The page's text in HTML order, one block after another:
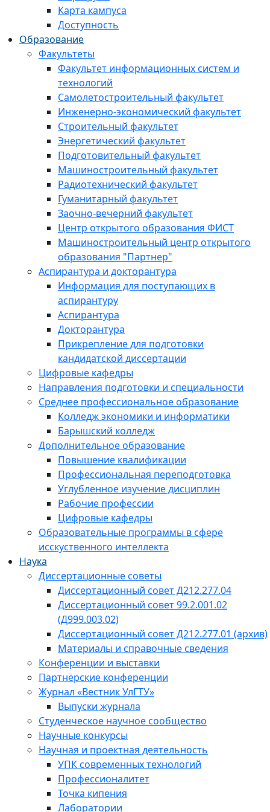
Карта кампуса
Доступность
Образование
Факультеты
Факультет информационных систем и
технологий
Самолетостроительный факультет
Инженерно-экономический факультет
Строительный факультет
Энергетический факультет
Подготовительный факультет
Машиностроительный факультет
Радиотехнический факультет
Гуманитарный факультет
Заочно-вечерний факультет
Центр открытого образования ФИСТ
Машиностроительный центр открытого
образования "Партнер"
Аспирантура и докторантура
Информация для поступающих в
аспирантуру
Аспирантура
Докторантура
Прикрепление для подготовки
кандидатской диссертации
Цифровые кафедры
Направления подготовки и специальности
Среднее профессиональное образование
Колледж экономики и информатики
Барышский колледж
Дополнительное образование
Повышение квалификации
Профессиональная переподготовка
Углубленное изучение дисциплин
Рабочие профессии
Цифровые кафедры
Образовательные программы в сфере
исскуственного интеллекта
Наука
Диссертационные советы
Диссертационный совет Д212.277.04
Диссертационный совет 99.2.001.02
(Д999.003.02)
Диссертационный совет Д212.277.01 (архив)
Материалы и справочные сведения
Конференции и выставки
Партнёрские конференции
Журнал «Вестник УлГТУ»
Выпуски журнала
Студенческое научное сообщество
Научные конкурсы
Научная и проектная деятельность
УПК современных технологий
Профессионалитет
Точка кипения
Лаборатории